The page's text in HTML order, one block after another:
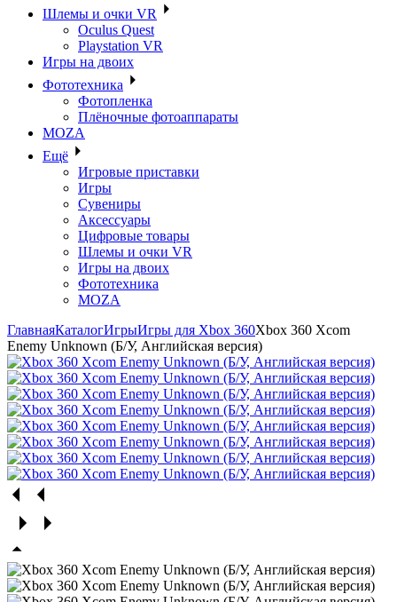
Шлемы и очки VR
Oculus Quest
Playstation VR
Игры на двоих
Фототехника
Фотопленка
Плёночные фотоаппараты
MOZA
Ещё
Игровые приставки
Игры
Сувениры
Аксессуары
Цифровые товары
Шлемы и очки VR
Игры на двоих
Фототехника
MOZA
ГлавнаяКаталогИгрыИгры для Xbox 360Xbox 360 Xcom
Enemy Unknown (Б/У, Английская версия)